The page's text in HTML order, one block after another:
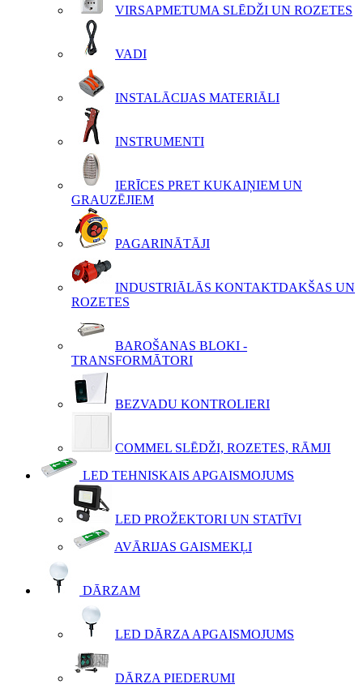
VIRSAPMETUMA SLĒDŽI UN ROZETES
VADI
INSTALĀCIJAS MATERIĀLI
INSTRUMENTI
IERĪCES PRET KUKAIŅIEM UN
GRAUZĒJIEM
PAGARINĀTĀJI
INDUSTRIĀLĀS KONTAKTDAKŠAS UN
ROZETES
BAROŠANAS BLOKI -
TRANSFORMĀTORI
BEZVADU KONTROLIERI
COMMEL SLĒDŽI, ROZETES, RĀMJI
LED TEHNISKAIS APGAISMOJUMS
LED PROŽEKTORI UN STATĪVI
AVĀRIJAS GAISMEKĻI
DĀRZAM
LED DĀRZA APGAISMOJUMS
DĀRZA PIEDERUMI